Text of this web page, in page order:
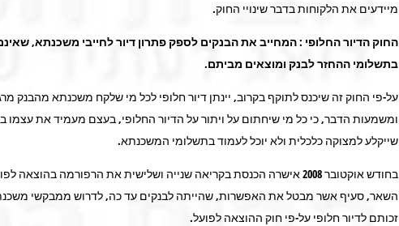
מיידעים את הלקוחות בדבר שינויי החוק.
החוק הדיור החלופי : המחייב את הבנקים לספק פתרון דיור לחייבי משכנתא,
בתשלומי ההחזר לבנק ומוצאים מביתם.
על-פי החוק זה שיכנס לתוקף בקרוב, יינתן דיור חלופי לכל מי שלקח משכנתא מהבנק
ומשמעות הדבר, כי כל מי שיחתום על ויתור על הדיור החלופי, בעצם מעמיד את עצמו
שייקלע למצוקה כלכלית ולא יוכל לעמוד בתשלומי המשכנתא.
בחודש אוקטובר 2008 אישרה הכנסת בקריאה שנייה ושלישית את הרפורמה בהוצאה
השאר, סעיף אשר מבטל את האפשרות, שהייתה לבנקים עד כה, לדרוש ממבקשי
זכותם לדיור חלופי על-פי חוק ההוצאה לפועל.